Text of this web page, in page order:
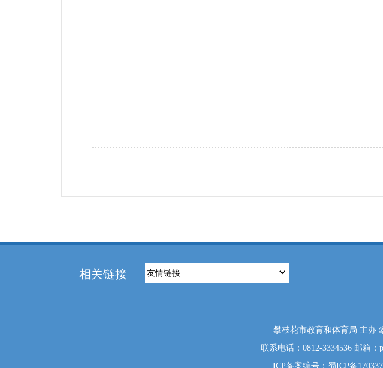
相关链接
攀枝花市教育和体育局 主办
联系电话：0812-3334536 邮箱：
ICP备案编号：蜀ICP备